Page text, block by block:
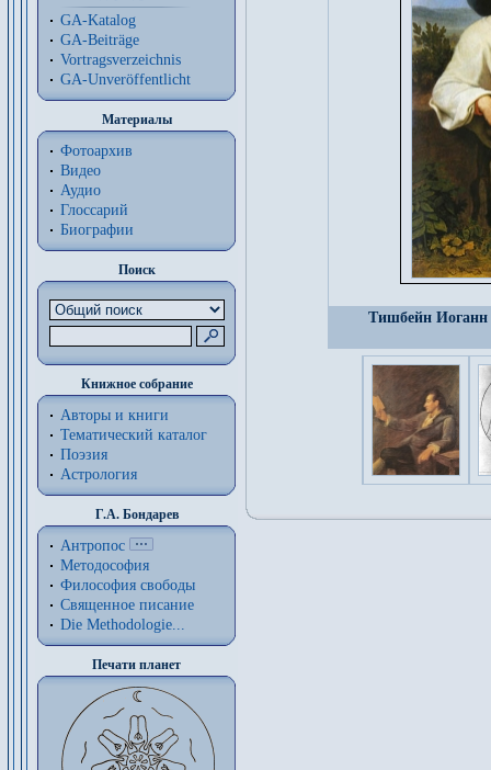
GA-Katalog
GA-Beiträge
Vortragsverzeichnis
GA-Unveröffentlicht
Материалы
Фотоархив
Видео
Аудио
Глоссарий
Биографии
Поиск
Книжное собрание
Авторы и книги
Тематический каталог
Поэзия
Астрология
Г.А. Бондарев
Антропос
Методософия
Философия cвободы
Священное писание
Die Methodologie...
Печати планет
Тишбейн Иоганн